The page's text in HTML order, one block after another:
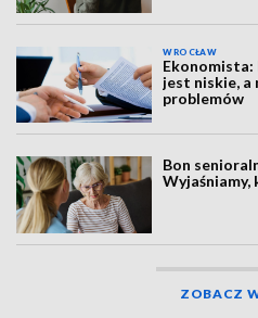
WROCŁAW
Ekonomista:
jest niskie, a
problemów
Bon
ZOBACZ